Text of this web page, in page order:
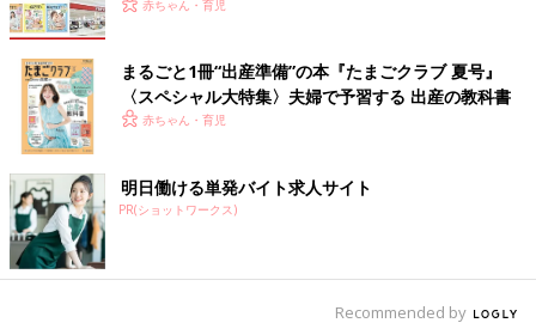
赤ちゃん・育児
まるごと1冊“出産準備”の本『たまごクラブ 夏号』
〈スペシャル大特集〉夫婦で予習する 出産の教科書
赤ちゃん・育児
明日働ける単発バイト求人サイト
PR(ショットワークス)
Recommended by